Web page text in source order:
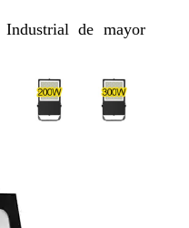
de mayor